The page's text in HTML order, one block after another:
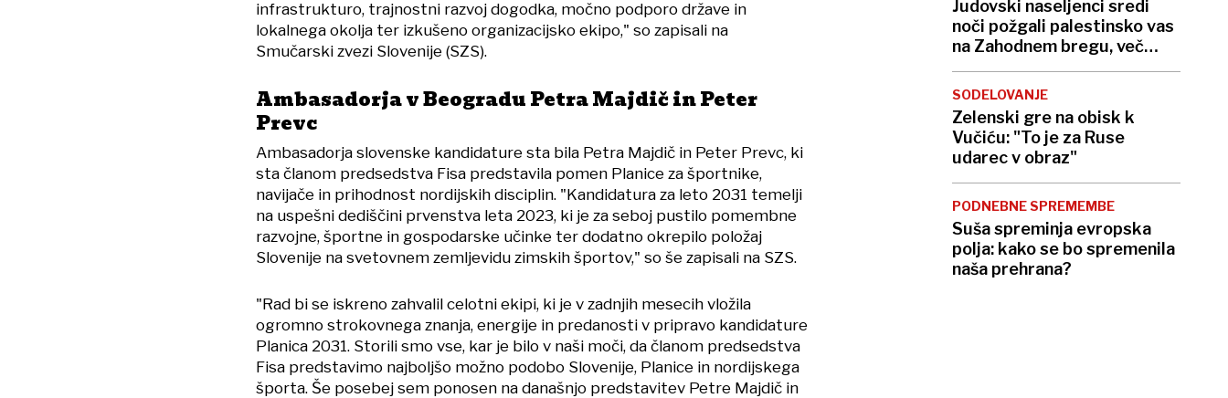
infrastrukturo, trajnostni razvoj dogodka, močno podporo države in
lokalnega okolja ter izkušeno organizacijsko ekipo," so zapisali na
Smučarski zvezi Slovenije (SZS).
Ambasadorja v Beogradu Petra Majdič in Peter
Prevc
Ambasadorja slovenske kandidature sta bila Petra Majdič in Peter Prevc, ki
sta članom predsedstva Fisa predstavila pomen Planice za športnike,
navijače in prihodnost nordijskih disciplin. "Kandidatura za leto 2031 temelji
na uspešni dediščini prvenstva leta 2023, ki je za seboj pustilo pomembne
razvojne, športne in gospodarske učinke ter dodatno okrepilo položaj
Slovenije na svetovnem zemljevidu zimskih športov," so še zapisali na SZS.
"Rad bi se iskreno zahvalil celotni ekipi, ki je v zadnjih mesecih vložila
ogromno strokovnega znanja, energije in predanosti v pripravo kandidature
Planica 2031. Storili smo vse, kar je bilo v naši moči, da članom predsedstva
Fisa predstavimo najboljšo možno podobo Slovenije, Planice in nordijskega
športa. Še posebej sem ponosen na današnjo predstavitev Petre Majdič in
Judovski naseljenci sredi
noči požgali palestinsko vas
na Zahodnem bregu, več
ranjenih
SODELOVANJE
Zelenski gre na obisk k
Vučiću: "To je za Ruse
udarec v obraz"
PODNEBNE SPREMEMBE
Suša spreminja evropska
polja: kako se bo spremenila
naša prehrana?